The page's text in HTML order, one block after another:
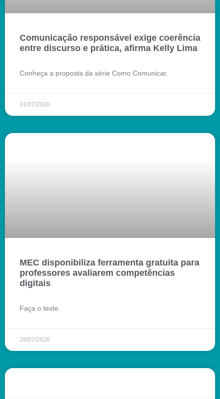
Comunicação responsável exige coerência
entre discurso e prática, afirma Kelly Lima
Conheça a proposta da série Como Comunicar.
31/07/2026
MEC disponibiliza ferramenta gratuita para
professores avaliarem competências
digitais
Faça o teste.
28/07/2026